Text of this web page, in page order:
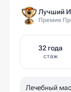
Лучший
Премия
32 года
стаж
Лечебный